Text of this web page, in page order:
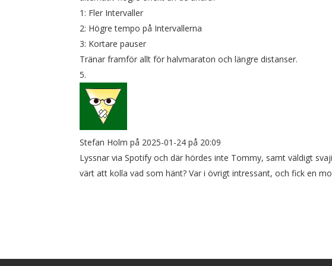
1: Fler Intervaller
2: Högre tempo på Intervallerna
3: Kortare pauser
Tränar framför allt för halvmaraton och längre distanser.
Stefan Holm på 2025-01-24 på 20:09
Lyssnar via Spotify och där hördes inte Tommy, samt väldigt
värt att kolla vad som hänt? Var i övrigt intressant, och fick en